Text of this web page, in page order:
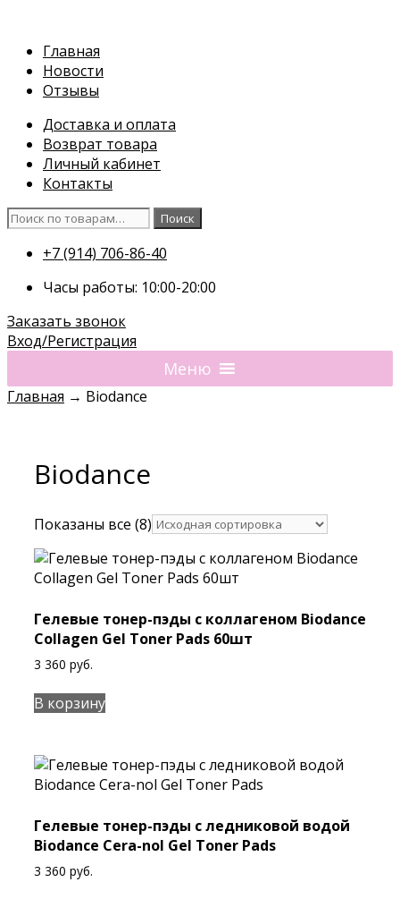
содержимому
Главная
Новости
Отзывы
Доставка и оплата
Возврат товара
Личный кабинет
Контакты
Искать:
Поиск
+7 (914) 706-86-40
Часы работы: 10:00-20:00
Заказать звонок
Вход/Регистрация
Меню
Главная → Biodance
Biodance
Показаны все (8)
Гелевые тонер-пэды с коллагеном Biodance
Collagen Gel Toner Pads 60шт
3 360 руб.
В корзину
Гелевые тонер-пэды с ледниковой водой
Biodance Cera-nol Gel Toner Pads
3 360 руб.